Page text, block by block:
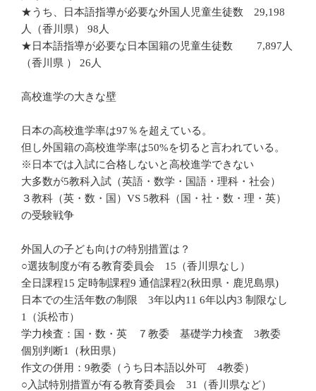
★うち、日本語指導が必要な外国人児童生徒数 29,198
人（香川県） 98人
★日本語指導が必要な日本国籍の児童生徒数 7,897人
（香川県 ） 26人
高校進学の大きな壁
日本の高校進学率は97％を超えている。
但し外国籍の高校進学率は50%を切ると言われている。
※日本では入試に合格しないと高校進学できない
大多数が5教科入試（英語・数学・国語・理科・社会）
３教科（英・数・国）VS 5教科（国・社・数・理・英）
の受験戦争
外国人の子ども向けの特別措置は？
○選抜制度が有る教育委員会 15（香川県なし）
全日課程15 定時制課程9 通信課程2(秋田県・鹿児島県)
日本での生活年数の制限 3年以内11 6年以内3 制限なし
1（浜松市）
学力検査：国・数・英 ７教委 基礎学力検査 3教委
個別判断1（秋田県）
作文の併用：9教委（うち日本語以外可 4教委）
○入試特別措置が有る教育委員会 31（香川県など）